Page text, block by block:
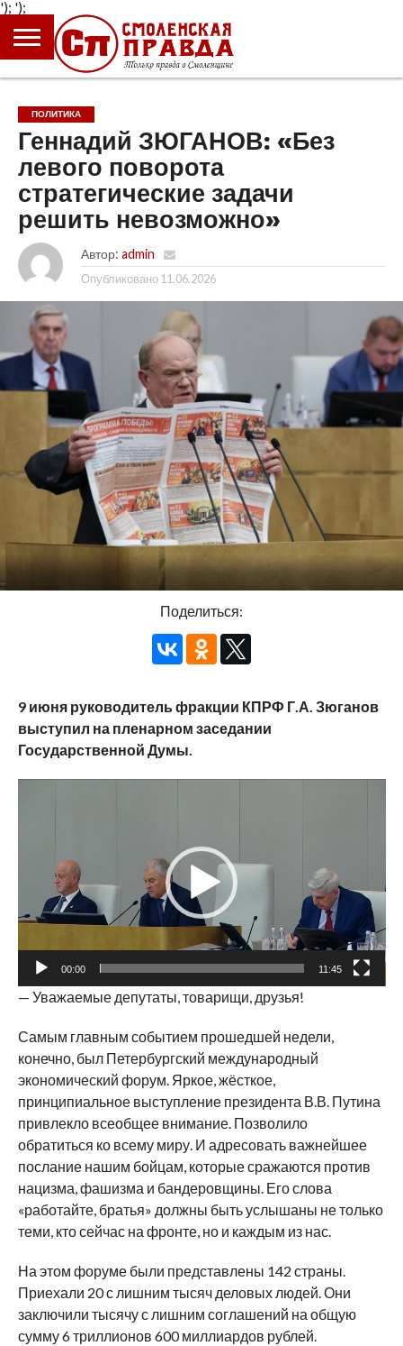
');
ГЛАВНАЯ
НОВОСТИ
ПРОИСШЕСТВИЯ
ПОЛИТИКА
КУЛЬТУРА
ЭКОНОМИКА
ОБЩЕСТВО
БЛОГИ
ПОЛИТИКА
Геннадий ЗЮГАНОВ: «Без
левого поворота
стратегические задачи
решить невозможно»
Автор: admin
Опубликовано 11.06.2026
Поделиться:
9 июня руководитель фракции КПРФ Г.А. Зюганов
выступил на пленарном заседании
Государственной Думы.
Видеоплеер
00:00 11:45
— Уважаемые депутаты, товарищи, друзья!
Самым главным событием прошедшей недели,
конечно, был Петербургский международный
экономический форум. Яркое, жёсткое,
принципиальное выступление президента В.В. Путина
привлекло всеобщее внимание. Позволило
обратиться ко всему миру. И адресовать важнейшее
послание нашим бойцам, которые сражаются против
нацизма, фашизма и бандеровщины. Его слова
«работайте, братья» должны быть услышаны не только
теми, кто сейчас на фронте, но и каждым из нас.
На этом форуме были представлены 142 страны.
Приехали 20 с лишним тысяч деловых людей. Они
заключили тысячу с лишним соглашений на общую
сумму 6 триллионов 600 миллиардов рублей.
');